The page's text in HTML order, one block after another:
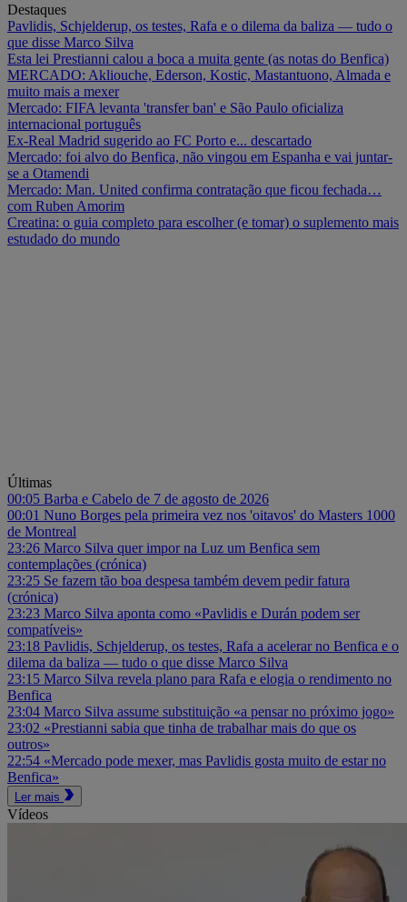
Destaques
Pavlidis, Schjelderup, os testes, Rafa e o dilema da baliza — tudo o
que disse Marco Silva
Esta lei Prestianni calou a boca a muita gente (as notas do Benfica)
MERCADO: Akliouche, Ederson, Kostic, Mastantuono, Almada e
muito mais a mexer
Mercado: FIFA levanta 'transfer ban' e São Paulo oficializa
internacional português
Ex-Real Madrid sugerido ao FC Porto e... descartado
Mercado: foi alvo do Benfica, não vingou em Espanha e vai juntar-
se a Otamendi
Mercado: Man. United confirma contratação que ficou fechada…
com Ruben Amorim
Creatina: o guia completo para escolher (e tomar) o suplemento mais
estudado do mundo
Últimas
00:05 Barba e Cabelo de 7 de agosto de 2026
00:01 Nuno Borges pela primeira vez nos 'oitavos' do Masters 1000
de Montreal
23:26 Marco Silva quer impor na Luz um Benfica sem
contemplações (crónica)
23:25 Se fazem tão boa despesa também devem pedir fatura
(crónica)
23:23 Marco Silva aponta como «Pavlidis e Durán podem ser
compatíveis»
23:18 Pavlidis, Schjelderup, os testes, Rafa a acelerar no Benfica e o
dilema da baliza — tudo o que disse Marco Silva
23:15 Marco Silva revela plano para Rafa e elogia o rendimento no
Benfica
23:04 Marco Silva assume substituição «a pensar no próximo jogo»
23:02 «Prestianni sabia que tinha de trabalhar mais do que os
outros»
22:54 «Mercado pode mexer, mas Pavlidis gosta muito de estar no
Benfica»
Ler mais
Vídeos